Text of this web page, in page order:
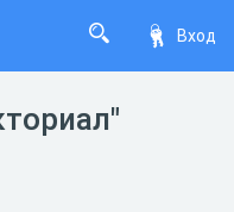
Вход